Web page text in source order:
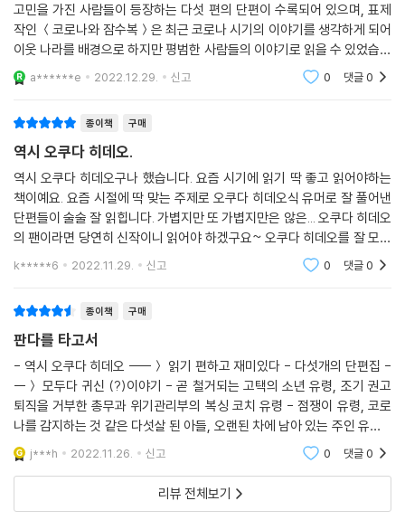
프리 아나운서 마이코는 불안정한 신분이지만, 그녀에게는 최고 인기의 프
로 야구 선수인 남자친구가 있다. 그가 연봉 1억 엔의 플레이어가 되어 자
신에게 멋지게 프러포즈하기를 기대하지만, 현실은 어쩐지 그와 반대로만
흘러가려 한다. 속상한 마음에 점쟁이를 소개받고 그녀와 상담을 시작하면
다행히 유키도 마이코가 마음에 들었는지 둘은 곧 사귀게 됐다. 그 당시, 마
이코는 패션 잡지의 독자 모델로서 학생들 사이에서는 제법 유명했기에,
유키도 그녀를 곁에 두고 다니면서 제법 자랑스러웠을 것이다. 한마디로
캠퍼스의 스타끼리 서로 잘 어울리는 커플이었다. 그렇게 맞춰진 균형이
지금 한쪽으로 무너지려고 한다. 유키는 성공의 계단을 쑥쑥 올라가고 있
고, 마이코는 여전히 무명의 프리 아나운서 신세다.
다른 여자를 선택할지도 몰라……. 마이코의 가슴이 수런거리기 시작했다.
할 수 없었다.
-〈점쟁이〉 중에서
“얘, 아빠가 이런 모습을 하고 다니는 기분이 어떠니?”
“멋져요.”
임신 중인 아내, 다섯 살 아들과 함께 살고 있는 도쿄의 평범한 회사원에게
큰일이 생겼다. 자신이 코로나에 걸렸다는 확신이 강하게 든 것이다. 방호
복을 구할 수 없어 대신 구식 잠수복을 입고 생활하는 그를 보고 사람들은
그저 신기하다는 반응을 보인다. 잠수복을 입고 아들을 산책시키고, 축구
도 하는 그에게 텔레비전 취재까지 나올 정도다. 일약 스타가 되어 ‘코로나
고민을 가진 사람들이 등장하는 다섯 편의 단편이 수록되어 있으며, 표제
작인 ＜코로나와 잠수복＞은 최근 코로나 시기의 이야기를 생각하게 되어
이웃 나라를 배경으로 하지만 평범한 사람들의 이야기로 읽을 수 있었습니
다. 아내의 외도를 알고 바닷가의 별장에서 살게 된 소설가, 조기퇴직권고
를 받으면서 공장
a******e 2022.12.29. 신고 0 댓글0
종이책 구매
역시 오쿠다 히데오.
역시 오쿠다 히데오구나 했습니다. 요즘 시기에 읽기 딱 좋고 읽어야하는
책이예요. 요즘 시절에 딱 맞는 주제로 오쿠다 히데오식 유머로 잘 풀어낸
단편들이 술술 잘 읽힙니다. 가볍지만 또 가볍지만은 않은... 오쿠다 히데오
의 팬이라면 당연히 신작이니 읽어야 하겠구요~ 오쿠다 히데오를 잘 모른
다면 입문으로도 좋을 것 같아요. 지금 한번 읽고 나중에 나이들어 다시 읽
k*****6 2022.11.29. 신고 0 댓글0
종이책 구매
판다를 타고서
- 역시 오쿠다 히데오 ----＞ 읽기 편하고 재미있다 - 다섯개의 단편집 -
--＞ 모두다 귀신 (?)이야기 - 곧 철거되는 고택의 소년 유령, 조기 권고
퇴직을 거부한 총무과 위기관리부의 복싱 코치 유령 - 점쟁이 유령, 코로
나를 감지하는 것 같은 다섯살 된 아들, 오랜된 차에 남아 있는 주인 유령 -
개인적으로 다섯개의 단편중에서 가장 마음에 남아 있는 건 "판다를 타고
서"이다
j***h 2022.11.26. 신고 0 댓글0
리뷰 전체보기